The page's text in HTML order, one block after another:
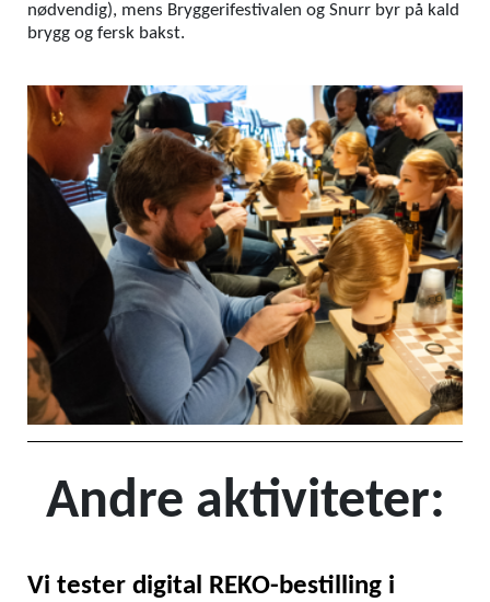
nødvendig), mens Bryggerifestivalen og Snurr byr på kald
brygg og fersk bakst.
Andre aktiviteter:
Vi tester digital REKO-bestilling i